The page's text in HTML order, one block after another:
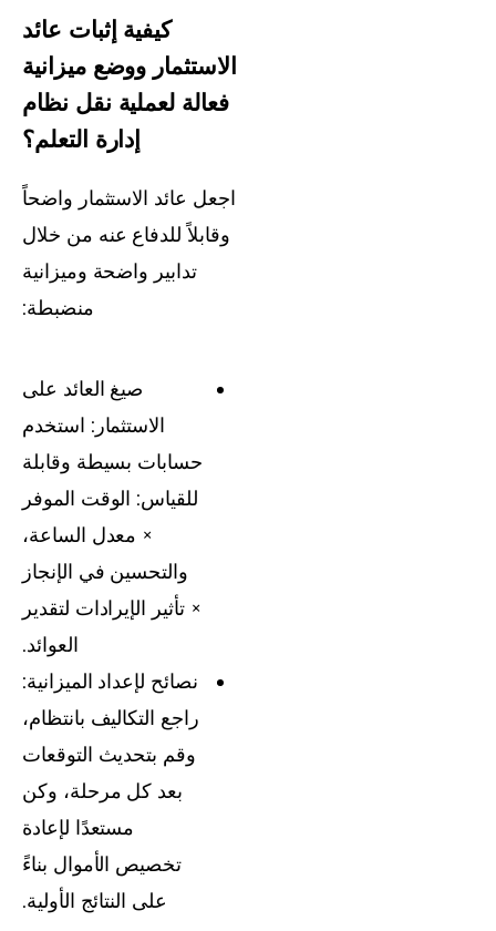
كيفية إثبات عائد
الاستثمار ووضع ميزانية
فعالة لعملية نقل نظام
إدارة التعلم؟
اجعل عائد الاستثمار واضحاً
وقابلاً للدفاع عنه من خلال
تدابير واضحة وميزانية
منضبطة:
صيغ العائد على
الاستثمار: استخدم
حسابات بسيطة وقابلة
للقياس: الوقت الموفر
× معدل الساعة،
والتحسين في الإنجاز
× تأثير الإيرادات لتقدير
العوائد.
نصائح لإعداد الميزانية:
راجع التكاليف بانتظام،
وقم بتحديث التوقعات
بعد كل مرحلة، وكن
مستعدًا لإعادة
تخصيص الأموال بناءً
على النتائج الأولية.